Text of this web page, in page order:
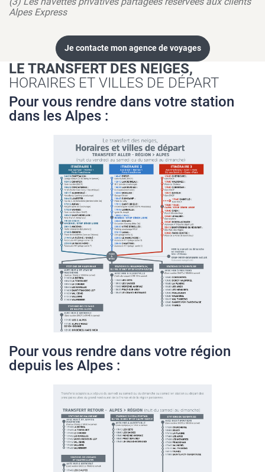
Alpes Express
Je contacte mon agence de voyages
LE TRANSFERT DES NEIGES,
HORAIRES ET VILLES DE DÉPART
Pour vous rendre dans votre station
dans les Alpes :
Pour vous rendre dans votre région
depuis les Alpes :